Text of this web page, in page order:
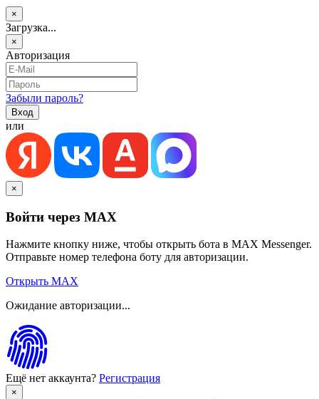
×
Загрузка...
×
Авторизация
Забыли пароль?
или
×
Войти через MAX
Нажмите кнопку ниже, чтобы открыть бота в MAX Messenger.
Отправьте номер телефона боту для авторизации.
Открыть MAX
Ожидание авторизации...
Ещё нет аккаунта? Регистрация
×